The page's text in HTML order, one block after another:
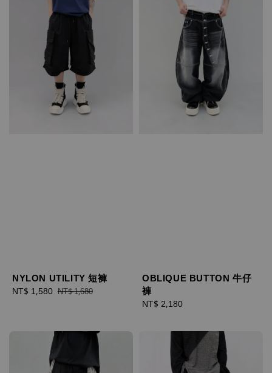
NYLON UTILITY 短褲
Sale
NT$ 1,580 Regular
NT$ 1,680
OBLIQUE BUTTON 牛仔
褲
Regular
NT$ 2,180